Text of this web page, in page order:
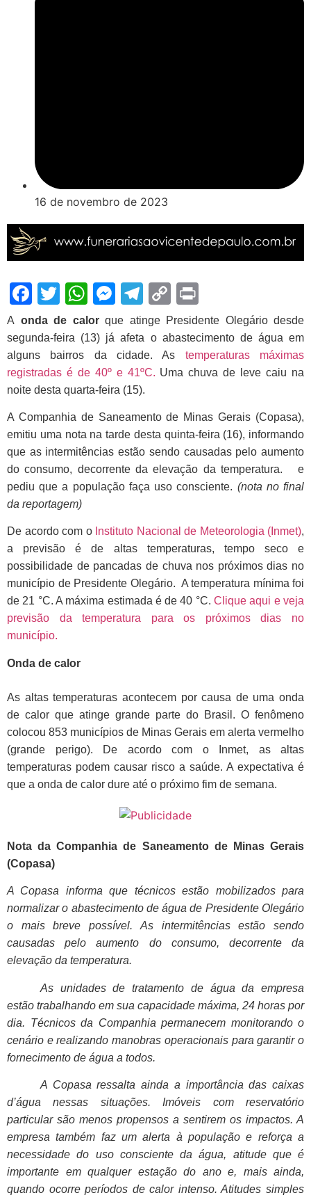
16 de novembro de 2023
Facebook
Twitter
WhatsApp
Messenger
Telegram
Copy
Link
A onda de calor que atinge Presidente Olegário desde
segunda-feira (13) já afeta o abastecimento de água em
alguns bairros da cidade. As temperaturas máximas
registradas é de 40º e 41ºC. Uma chuva de leve caiu na
noite desta quarta-feira (15).
A Companhia de Saneamento de Minas Gerais (Copasa),
emitiu uma nota na tarde desta quinta-feira (16), informando
que as intermitências estão sendo causadas pelo aumento
do consumo, decorrente da elevação da temperatura.
e
pediu que a população faça uso consciente. (nota no final
da reportagem)
De acordo com oInstituto Nacional de Meteorologia (Inmet),
a previsão é de altas temperaturas, tempo seco e
possibilidade de pancadas de chuva nos próximos dias no
município de Presidente Olegário. A temperatura mínima foi
de 21 °C. A máxima estimada é de 40 °C.Clique aqui e veja
previsão da temperatura para os próximos dias no
município.
Onda de calor
As altas temperaturas acontecem por causa de uma onda
de calor que atinge grande parte do Brasil. O fenômeno
colocou 853 municípios de Minas Gerais em alerta vermelho
(grande perigo). De acordo com o Inmet, as altas
temperaturas podem causar risco a saúde. A expectativa é
que a onda de calor dure até o próximo fim de semana.
Nota da Companhia de Saneamento de Minas Gerais
(Copasa)
A Copasa informa que técnicos estão mobilizados para
normalizar o abastecimento de água de Presidente Olegário
o mais breve possível. As intermitências estão sendo
causadas pelo aumento do consumo, decorrente da
elevação da temperatura.
As unidades de tratamento de água da empresa
estão trabalhando em sua capacidade máxima, 24 horas por
dia. Técnicos da Companhia permanecem monitorando o
cenário e realizando manobras operacionais para garantir o
fornecimento de água a todos.
A Copasa ressalta ainda a importância das caixas
d’água nessas situações. Imóveis com reservatório
particular são menos propensos a sentirem os impactos. A
empresa também faz um alerta à população e reforça a
necessidade do uso consciente da água, atitude que é
importante em qualquer estação do ano e, mais ainda,
quando ocorre períodos de calor intenso. Atitudes simples